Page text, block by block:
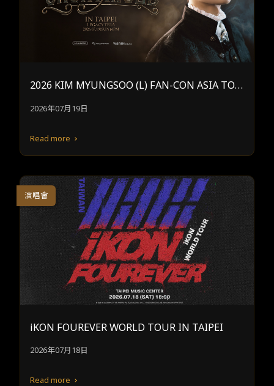
2026 KIM MYUNGSOO (L) FAN-CON ASIA TOU
R <UNCHANGED> IN TAIPEI
2026年07月19日
Read more
iKON FOUREVER WORLD TOUR IN TAIPEI
2026年07月18日
Read more
演唱會